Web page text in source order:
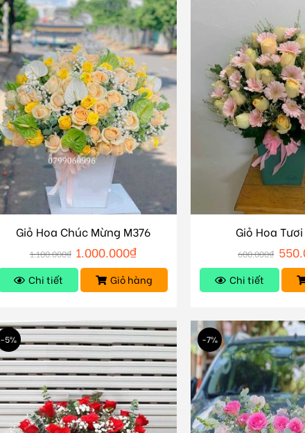
Giỏ Hoa Chúc Mừng M376
1.100.000₫ 1.000.000₫
Chi tiết Giỏ hàng
Giỏ Hoa
600.000₫
Chi tiết
-5% -7%